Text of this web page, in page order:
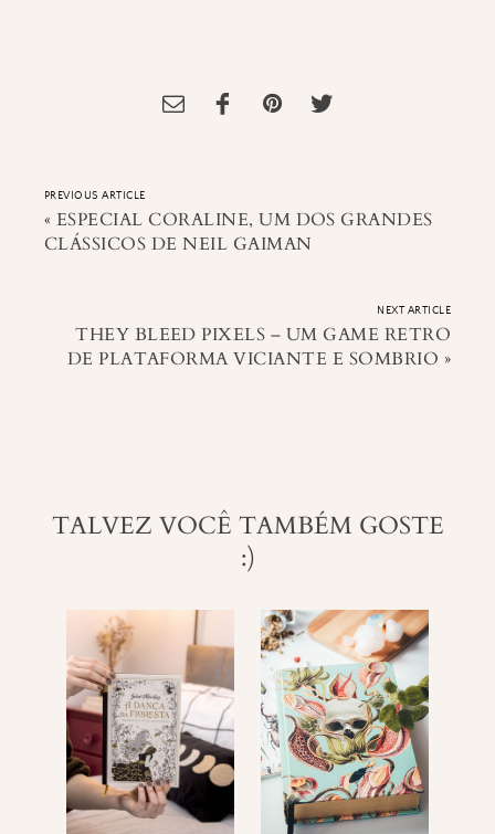
PREVIOUS ARTICLE
« ESPECIAL CORALINE, UM DOS GRANDES
CLÁSSICOS DE NEIL GAIMAN
NEXT ARTICLE
THEY BLEED PIXELS – UM GAME RETRO
DE PLATAFORMA VICIANTE E SOMBRIO »
TALVEZ VOCÊ TAMBÉM GOSTE
:)